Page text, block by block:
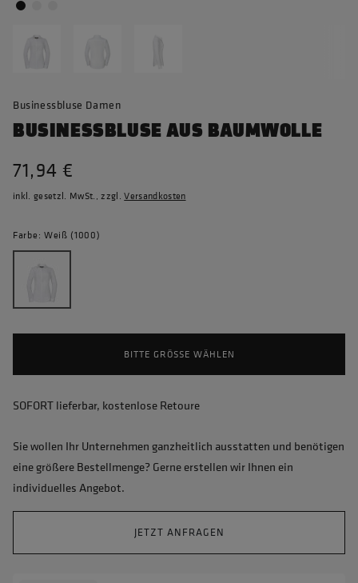
Businessbluse Damen
BUSINESSBLUSE AUS BAUMWOLLE
71,94 €
inkl. gesetzl. MwSt., zzgl.Versandkosten
Farbe: Weiß (1000)
BITTE GRÖSSE WÄHLEN
SOFORT lieferbar, kostenlose Retoure
Sie wollen Ihr Unternehmen ganzheitlich ausstatten und benötigen
eine größere Bestellmenge? Gerne erstellen wir Ihnen ein
individuelles Angebot.
JETZT ANFRAGEN